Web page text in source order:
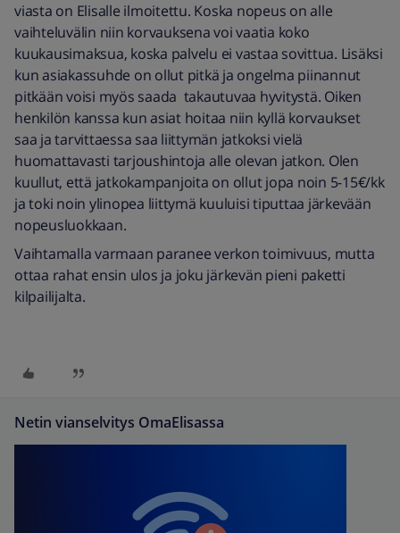
viasta on Elisalle ilmoitettu. Koska nopeus on alle
vaihteluvälin niin korvauksena voi vaatia koko
kuukausimaksua, koska palvelu ei vastaa sovittua. Lisäksi
kun asiakassuhde on ollut pitkä ja ongelma piinannut
pitkään voisi myös saada takautuvaa hyvitystä. Oiken
henkilön kanssa kun asiat hoitaa niin kyllä korvaukset
saa ja tarvittaessa saa liittymän jatkoksi vielä
huomattavasti tarjoushintoja alle olevan jatkon. Olen
kuullut, että jatkokampanjoita on ollut jopa noin 5-15€/kk
ja toki noin ylinopea liittymä kuuluisi tiputtaa järkevään
nopeusluokkaan.
Vaihtamalla varmaan paranee verkon toimivuus, mutta
ottaa rahat ensin ulos ja joku järkevän pieni paketti
kilpailijalta.
Netin vianselvitys OmaElisassa